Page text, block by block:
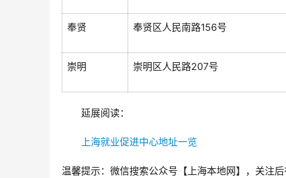
奉贤 奉贤区人民南路156号
崇明 崇明区人民路207号
延展阅读：
上海就业促进中心地址一览
温馨提示：微信搜索公众号【上海本地网】，关注